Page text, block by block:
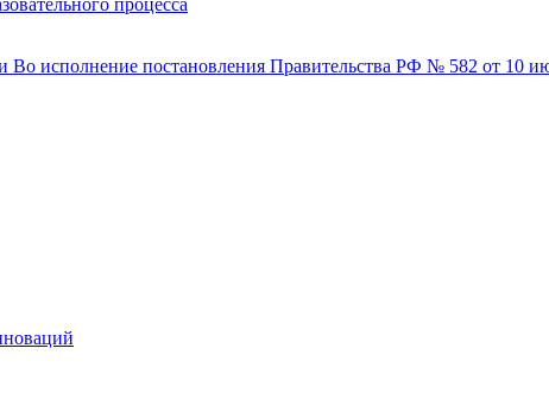
процесса
Во исполнение постановления Правительства РФ № 582 от 10